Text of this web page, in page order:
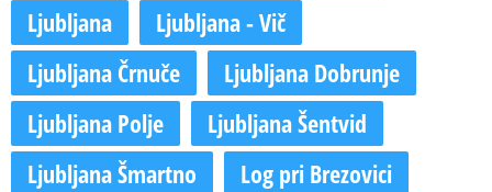
Ljubljana
Ljubljana - Vič
Ljubljana Črnuče
Ljubljana Dobrunje
Ljubljana Polje
Ljubljana Šentvid
Ljubljana Šmartno
Log pri Brezovici